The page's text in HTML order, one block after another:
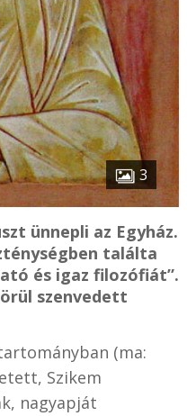
3
ünnepli az Egyház.
találta
és igaz filozófiát”.
szenvedett
(ma:
Szikem
nagyapját